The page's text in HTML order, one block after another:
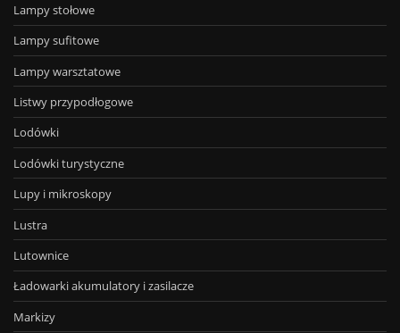
Lampy stołowe
Lampy sufitowe
Lampy warsztatowe
Listwy przypodłogowe
Lodówki
Lodówki turystyczne
Lupy i mikroskopy
Lustra
Lutownice
Ładowarki akumulatory i zasilacze
Markizy